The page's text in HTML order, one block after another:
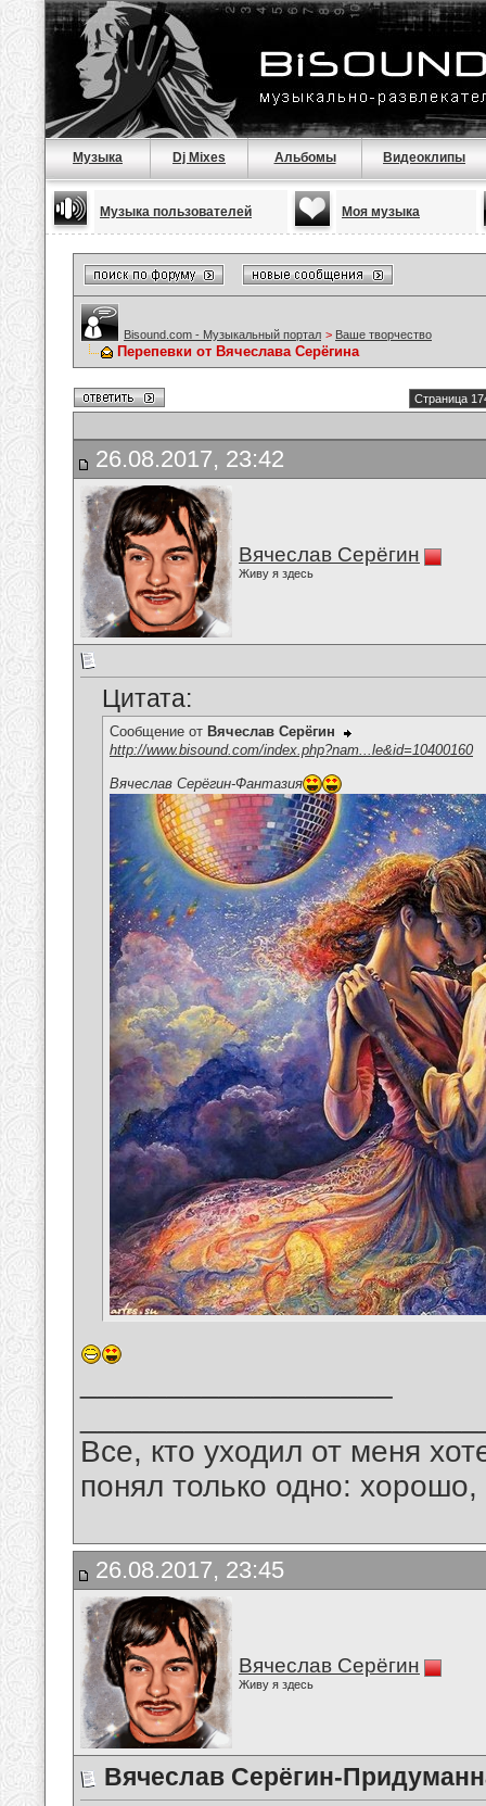
Музыка Dj Mixes Альбомы Видеоклипы
Музыка пользователей Моя музыка
Bisound.com - Музыкальный портал > Ваше творчество
Перепевки от Вячеслава Серёгина
Страница
26.08.2017, 23:42
Вячеслав Серёгин
Живу я здесь
Цитата:
Сообщение от Вячеслав Серёгин
http://www.bisound.com/index.php?nam...le&id=10400160
Вячеслав Серёгин-Фантазия
Все, кто уходил от меня
понял только одно:
26.08.2017, 23:45
Вячеслав Серёгин
Живу я здесь
Вячеслав Серёгин-